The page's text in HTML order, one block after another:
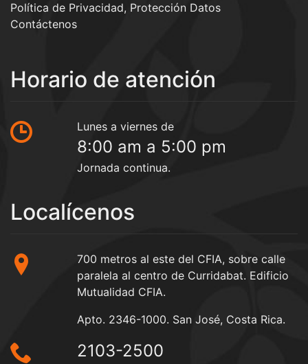
Política de Privacidad, Protección Datos
Contáctenos
Horario de atención
Lunes a viernes de
8:00 am a 5:00 pm
Jornada continua.
Localícenos
700 metros al este del CFIA, sobre calle
paralela al centro de Curridabat. Edificio
Mutualidad CFIA.
Apto. 2346-1000. San José, Costa Rica.
2103-2500